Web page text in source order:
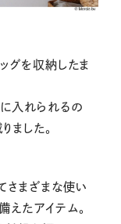
グを収納したま
入れられるの
ました。
さまざまな使い
えたアイテム。